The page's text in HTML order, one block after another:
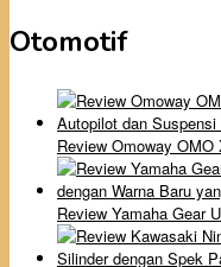
Otomotif
Review Omoway
Review Yamaha Gear